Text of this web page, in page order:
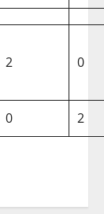
2 0
0 2